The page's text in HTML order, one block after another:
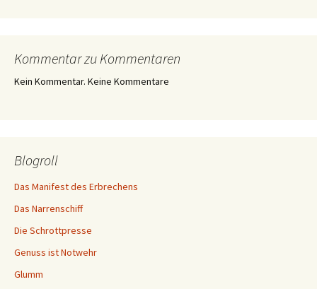
Kommentar zu Kommentaren
Kein Kommentar. Keine Kommentare
Blogroll
Das Manifest des Erbrechens
Das Narrenschiff
Die Schrottpresse
Genuss ist Notwehr
Glumm